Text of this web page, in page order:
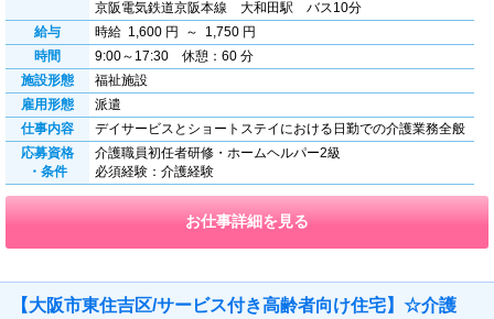
京阪電気鉄道京阪本線 大和田駅 バス10分
給与
時給 1,600 円 ～ 1,750 円
時間
9:00～17:30 休憩：60 分
施設形態
福祉施設
雇用形態
派遣
仕事内容
デイサービスとショートステイにおける日勤での介護業務全般
応募資格
・条件
介護職員初任者研修・ホームヘルパー2級
必須経験：介護経験
お仕事詳細を見る
【大阪市東住吉区/サービス付き高齢者向け住宅】☆介護